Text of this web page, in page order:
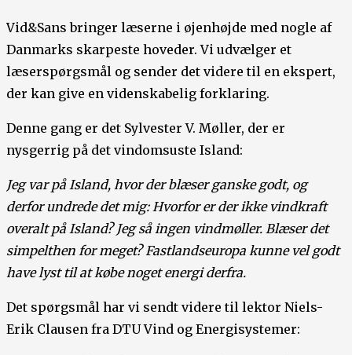
Vid&Sans bringer læserne i øjenhøjde med nogle af
Danmarks skarpeste hoveder. Vi udvælger et
læserspørgsmål og sender det videre til en ekspert,
der kan give en videnskabelig forklaring.
Denne gang er det Sylvester V. Møller, der er
nysgerrig på det vindomsuste Island:
Jeg var på Island, hvor der blæser ganske godt, og
derfor undrede det mig: Hvorfor er der ikke vindkraft
overalt på Island? Jeg så ingen vindmøller. Blæser det
simpelthen for meget? Fastlandseuropa kunne vel godt
have lyst til at købe noget energi derfra.
Det spørgsmål har vi sendt videre til lektor Niels-
Erik Clausen fra DTU Vind og Energisystemer: